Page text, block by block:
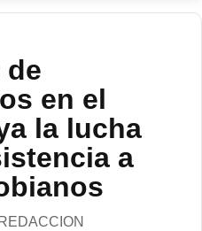
de
en el
la lucha
a